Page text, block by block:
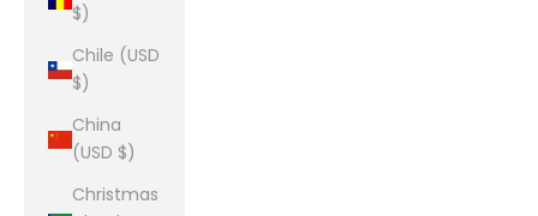
$)
Chile (USD
$)
China
(USD $)
Christmas